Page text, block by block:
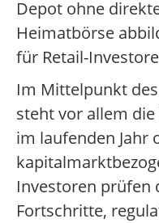
Depot ohne
Heimatbörse
für Retail-
Im Mittelpunkt
steht vor allem
im laufenden Jahr
Investoren prüfen
Fortschritte,